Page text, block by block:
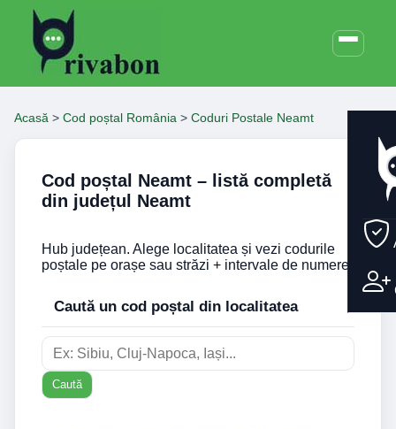
Acasă > Cod poștal România > Coduri Postale Neamt
Cod poștal Neamt – listă completă
din județul Neamt
Hub județean. Alege localitatea și vezi codurile
poștale pe orașe sau străzi + intervale de numere.
Caută un cod poștal din localitatea
Caută